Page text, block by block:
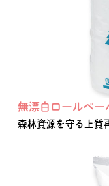
無漂白ロールペー
森林資源を守る上質